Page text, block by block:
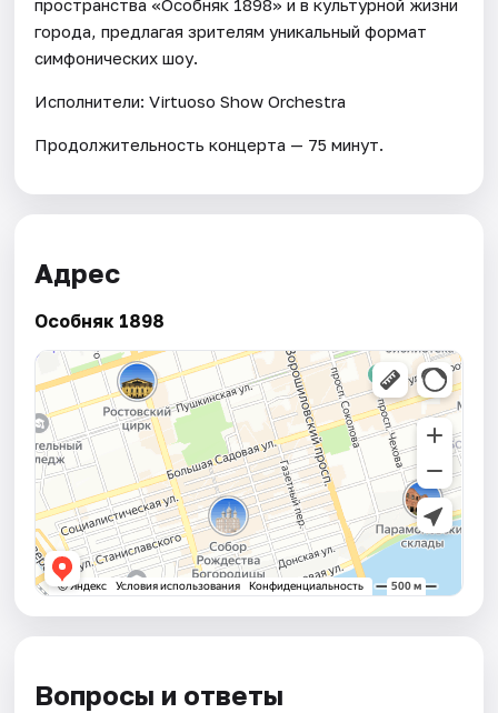
пространства «Особняк 1898» и в культурной жизни
города, предлагая зрителям уникальный формат
симфонических шоу.
Исполнители: Virtuoso Show Orchestra
Продолжительность концерта — 75 минут.
Адрес
Особняк 1898
Вопросы и ответы